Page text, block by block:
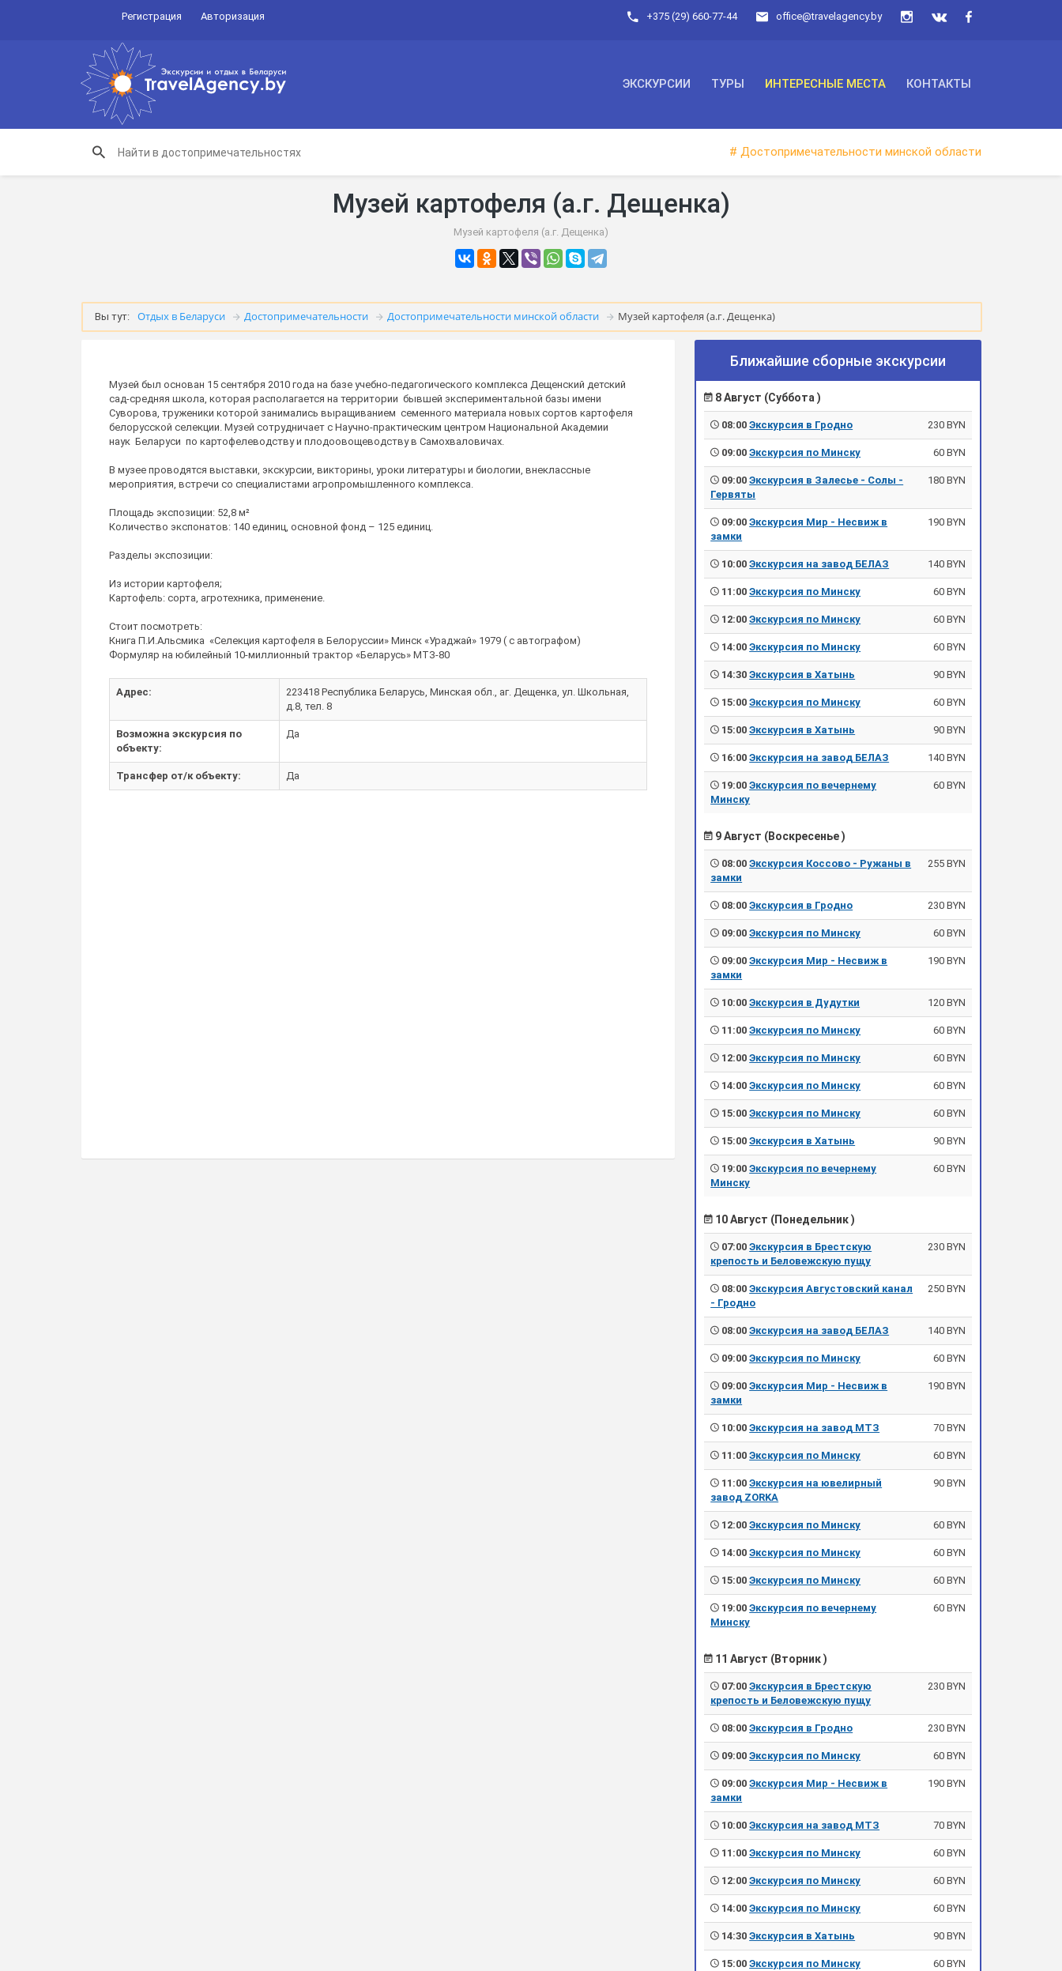
Регистрация Авторизация office@travelagency.by
+375 (29) 660-77-44
ЭКСКУРСИИ ТУРЫ ИНТЕРЕСНЫЕ МЕСТА КОНТАКТЫ
# Достопримечательности минской области
Музей картофеля (а.г. Дещенка)
Музей картофеля (а.г. Дещенка)
Вы тут: Отдых в Беларуси Достопримечательности Достопримечательности минской области Музей картофеля (а.г. Дещенка)
Музей был основан 15 сентября 2010 года на базе учебно-педагогического комплекса Дещенский детский
сад-средняя школа, которая располагается на территории бывшей экспериментальной базы имени
Суворова, труженики которой занимались выращиванием семенного материала новых сортов картофеля
белорусской селекции. Музей сотрудничает с Научно-практическим центром Национальной Академии
наук Беларуси по картофелеводству и плодоовощеводству в Самохваловичах.
В музее проводятся выставки, экскурсии, викторины, уроки литературы и биологии, внеклассные
мероприятия, встречи со специалистами агропромышленного комплекса.
Площадь экспозиции: 52,8 м²
Количество экспонатов: 140 единиц, основной фонд – 125 единиц.
Разделы экспозиции:
Из истории картофеля;
Картофель: сорта, агротехника, применение.
Стоит посмотреть:
Книга П.И.Альсмика «Селекция картофеля в Белоруссии» Минск «Ураджай» 1979 ( с автографом)
Формуляр на юбилейный 10-миллионный трактор «Беларусь» МТЗ-80
Адрес:
223418 Республика Беларусь, Минская обл., аг. Дещенка, ул. Школьная,
д.8, тел. 8
Возможна экскурсия по
объекту:
Да
Трансфер от/к объекту: Да
Ближайшие сборные экскурсии
8 Август (Суббота )
08:00Экскурсия в Гродно 230 BYN
09:00Экскурсия по Минску 60 BYN
09:00Экскурсия в Залесье - Солы -
Гервяты
180 BYN
09:00Экскурсия Мир - Несвиж в
замки
190 BYN
10:00Экскурсия на завод БЕЛАЗ 140 BYN
11:00Экскурсия по Минску 60 BYN
12:00Экскурсия по Минску 60 BYN
14:00Экскурсия по Минску 60 BYN
14:30Экскурсия в Хатынь 90 BYN
15:00Экскурсия по Минску 60 BYN
15:00Экскурсия в Хатынь 90 BYN
16:00Экскурсия на завод БЕЛАЗ 140 BYN
19:00Экскурсия по вечернему
Минску
60 BYN
9 Август (Воскресенье )
08:00Экскурсия Коссово - Ружаны в
замки
255 BYN
08:00Экскурсия в Гродно 230 BYN
09:00Экскурсия по Минску 60 BYN
09:00Экскурсия Мир - Несвиж в
замки
190 BYN
10:00Экскурсия в Дудутки 120 BYN
11:00Экскурсия по Минску 60 BYN
12:00Экскурсия по Минску 60 BYN
14:00Экскурсия по Минску 60 BYN
15:00Экскурсия по Минску 60 BYN
15:00Экскурсия в Хатынь 90 BYN
19:00Экскурсия по вечернему
Минску
60 BYN
10 Август (Понедельник )
07:00Экскурсия в Брестскую
крепость и Беловежскую пущу
230 BYN
08:00Экскурсия Августовский канал
- Гродно
250 BYN
08:00Экскурсия на завод БЕЛАЗ 140 BYN
09:00Экскурсия по Минску 60 BYN
09:00Экскурсия Мир - Несвиж в
замки
190 BYN
10:00Экскурсия на завод МТЗ 70 BYN
11:00Экскурсия по Минску 60 BYN
11:00Экскурсия на ювелирный
завод ZORKA
90 BYN
12:00Экскурсия по Минску 60 BYN
14:00Экскурсия по Минску 60 BYN
15:00Экскурсия по Минску 60 BYN
19:00Экскурсия по вечернему
Минску
60 BYN
11 Август (Вторник )
07:00Экскурсия в Брестскую
крепость и Беловежскую пущу
230 BYN
08:00Экскурсия в Гродно 230 BYN
09:00Экскурсия по Минску 60 BYN
09:00Экскурсия Мир - Несвиж в
замки
190 BYN
10:00Экскурсия на завод МТЗ 70 BYN
11:00Экскурсия по Минску 60 BYN
12:00Экскурсия по Минску 60 BYN
14:00Экскурсия по Минску 60 BYN
14:30Экскурсия в Хатынь 90 BYN
15:00Экскурсия по Минску 60 BYN